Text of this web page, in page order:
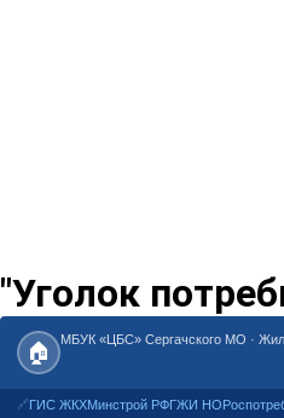
"Уголок
🏠
МБУК «ЦБС» Сергачского МО ·
🔗ГИС ЖКХМинстрой РФГЖИ НО